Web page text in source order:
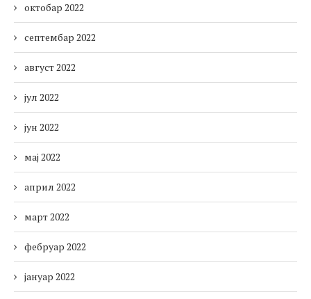
октобар 2022
септембар 2022
август 2022
јул 2022
јун 2022
мај 2022
април 2022
март 2022
фебруар 2022
јануар 2022